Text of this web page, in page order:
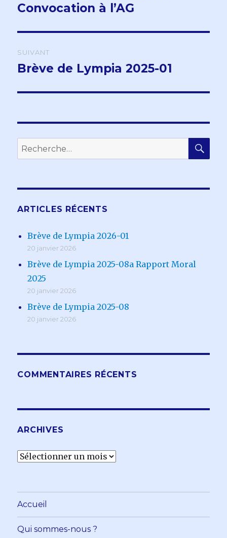
l’article
précédente :
Convocation à l’AG
SUIVANT
Publication
Brève de Lympia 2025-01
Recherche
pour :
ARTICLES RÉCENTS
Brève de Lympia 2026-01
20 janvier 2026
Brève de Lympia 2025-08a Rapport Moral
2025
20 janvier 2026
Brève de Lympia 2025-08
20 janvier 2026
COMMENTAIRES RÉCENTS
ARCHIVES
Archives
Accueil
Qui sommes-nous ?